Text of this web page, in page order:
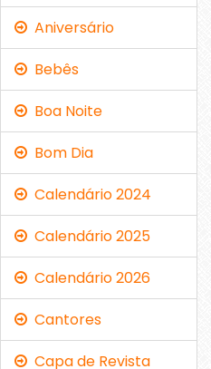
Aniversário
Bebês
Boa Noite
Bom Dia
Calendário 2024
Calendário 2025
Calendário 2026
Cantores
Capa de Revista